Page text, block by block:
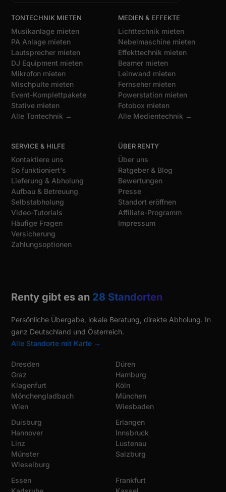
TONTECHNIK MIETEN
Musikanlage mieten
PA Anlage mieten
Lautsprecher mieten
DJ Equipment mieten
Mikrofon mieten
Mischpulte mieten
Event-Komplettpakete
Stative mieten
Alle Tontechnik →
MEDIEN & EFFEKTE
Lichttechnik mieten
Nebelmaschine mieten
Effekttechnik mieten
Beamer mieten
Leinwand mieten
Fernseher mieten
Powerstation mieten
Fotobox mieten
Alle Medientechnik →
SERVICE & HILFE
Kontaktiere uns
So funktioniert's
Lieferung & Abholung
Aufbau & Betreuung
Selbstabholung
Video-Tutorials
Häufige Fragen
Versicherung
Zahlungsoptionen
ÜBER RENTY
Über uns
Ratgeber & Blog
Bewertungen
Presse
Standort eröffnen
Affiliate-Programm
Impressum
Renty gibt es an 28 Standorten
Persönliche Übergabe, lokale Beratung, direkte Abholung. In
ganz Deutschland und Österreich.
Alle Standorte mit Karte →
Dresden
Graz
Klagenfurt
Mönchengladbach
Wien
Düren
Hamburg
Köln
München
Wiesbaden
Duisburg
Hannover
Linz
Münster
Wieselburg
Erlangen
Innsbruck
Lustenau
Salzburg
Essen
Frankfurt